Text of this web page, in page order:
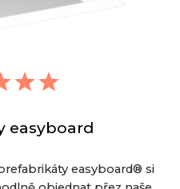
easyboard
easyboard® si